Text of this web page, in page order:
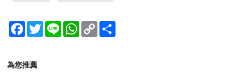
Facebook
TwitterLine WhatsApp
Copy
Link
為您推薦